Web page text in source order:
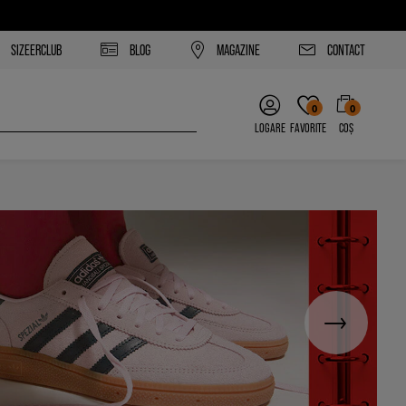
SIZEERCLUB BLOG MAGAZINE CONTACT
LOGARE
0
FAVORITE
0
COȘ